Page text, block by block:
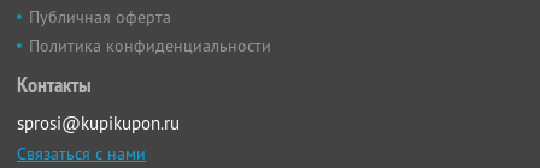
Публичная оферта
Политика конфиденциальности
Контакты
sprosi@kupikupon.ru
Связаться с нами